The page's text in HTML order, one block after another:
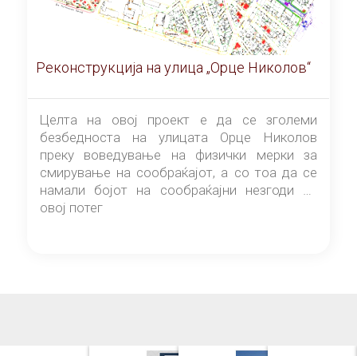
Реконструкција на улица „Орце Николов“
Целта на овој проект е да се зголеми
безбедноста на улицата Орце Николов
преку воведување на физички мерки за
смирување на сообраќајот, а со тоа да се
намали бојот на сообраќајни незгоди на
овој потег